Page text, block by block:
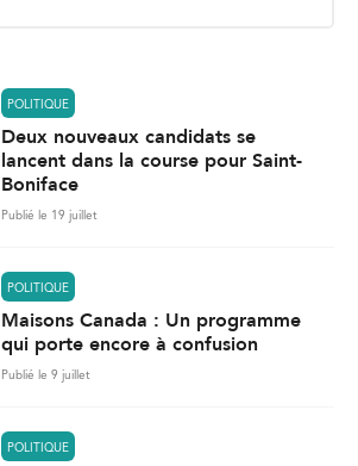
POLITIQUE
Deux nouveaux candidats se
lancent dans la course pour Saint-
Boniface
Publié le 19 juillet
POLITIQUE
Maisons Canada : Un programme
qui porte encore à confusion
Publié le 9 juillet
POLITIQUE